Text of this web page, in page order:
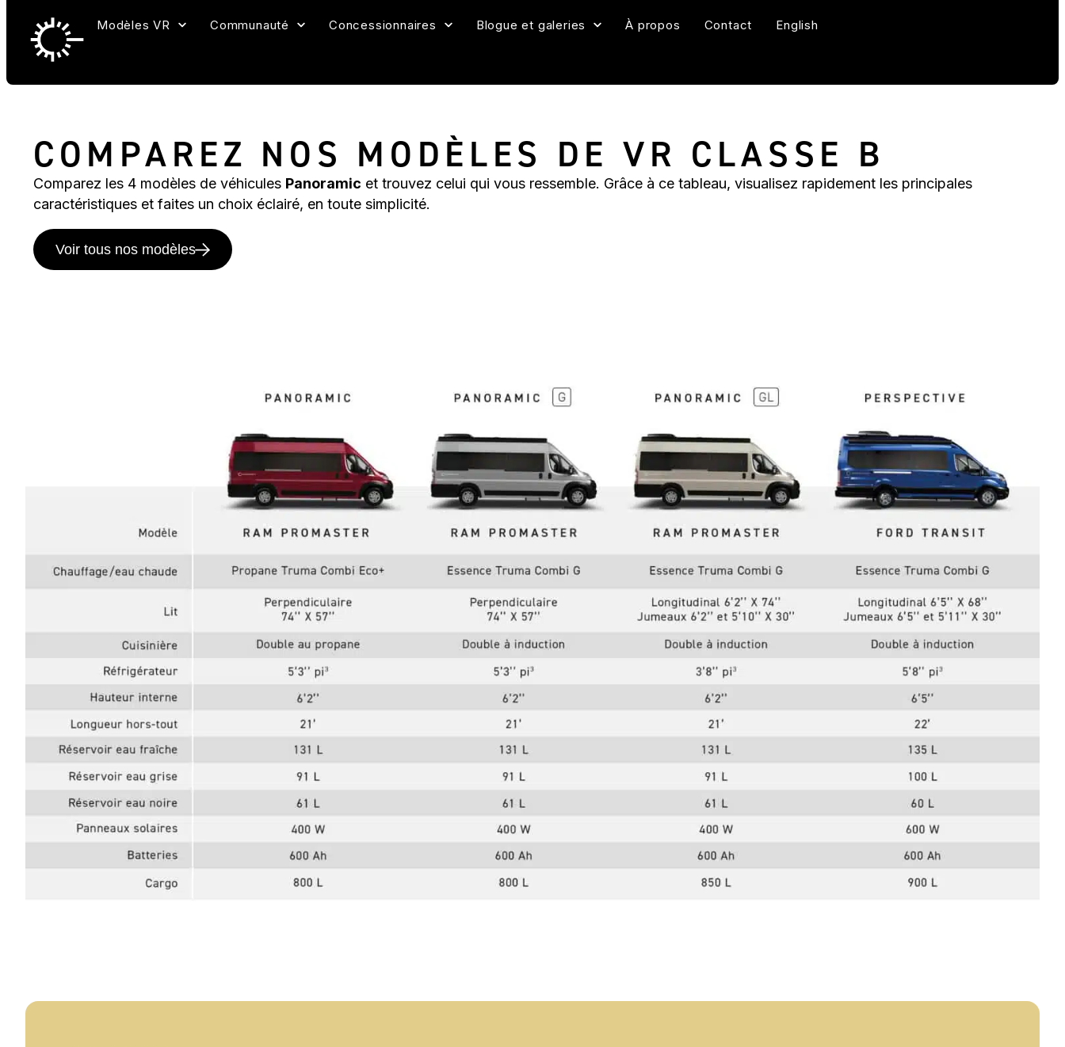
Modèles VR Communauté Concessionnaires Blogue et galeries À propos Contact English
COMPAREZ NOS MODÈLES DE VR CLASSE B
Comparez les 4 modèles de véhicules Panoramic et trouvez celui qui vous ressemble. Grâce à ce tableau, visualisez rapidement les principales
caractéristiques et faites un choix éclairé, en toute simplicité.
Voir tous nos modèles